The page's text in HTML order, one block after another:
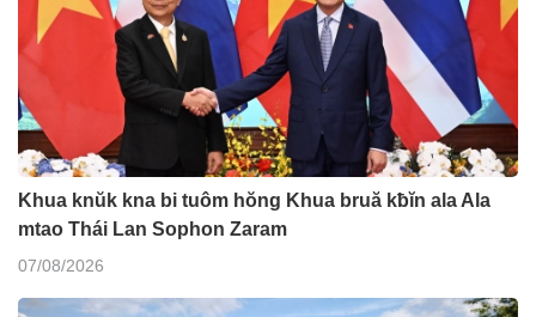
Khua knŭk kna bi tuôm hŏng Khua bruă kƀĭn ala Ala
mtao Thái Lan Sophon Zaram
07/08/2026